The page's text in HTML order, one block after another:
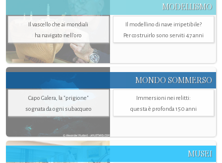
MODELLISMO
Il vascello che ai mondiali
ha navigato nell’oro
Il modellino di nave irripetibile?
Per costruirlo sono serviti 47 anni
MONDO SOMMERSO
Capo Galera, la "prigione"
sognata da ogni subacqueo
Immersioni nei relitti:
questa è profonda 150 anni
MUSEI